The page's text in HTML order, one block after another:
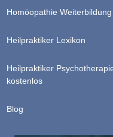
Homöopathie
Heilpraktiker Lexikon
Heilpraktiker
kostenlos
Blog